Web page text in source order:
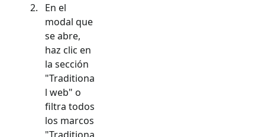
En el
modal que
se abre,
haz clic en
la sección
"Traditiona
l web" o
filtra todos
los marcos